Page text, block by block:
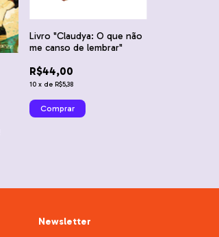
Livro "Claudya: O que não
me canso de lembrar"
R$44,00
10 x de R$5,38
Newsletter